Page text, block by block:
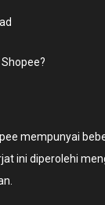
mempunyai
ini diperolehi